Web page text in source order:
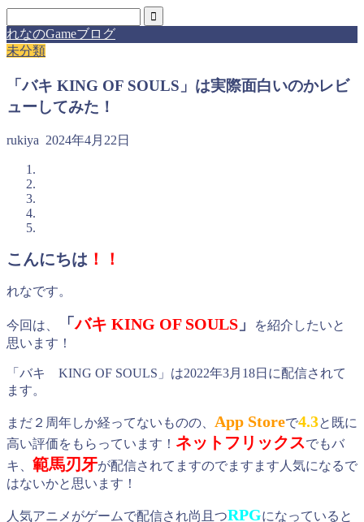
れなのGameブログ
未分類
「バキ KING OF SOULS」は実際面白いのかレビ
ューしてみた！
rukiya 2024年4月22日
こんにちは ！！
れなです。
今回は、 「バキ KING OF SOULS 」
を紹介したいと
思います！
「バキ KING OF SOULS」は2022年3月18日に配信されて
ます。
まだ２周年しか経ってないものの、 App Storeで4.3と既に
高い評価をもらっています！ ネットフリックスでもバ
キ、 範馬刃牙が配信されてますのでますます人気になるで
はないかと思います！
人気アニメがゲームで配信され尚且つRPGになっていると